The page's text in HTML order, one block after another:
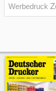
Werbedruck